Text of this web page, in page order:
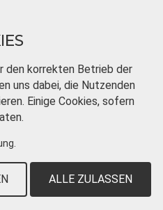
den korrekten Betrieb der
uns dabei, die Nutzenden
Einige Cookies, sofern
.
ALLE ZULASSEN